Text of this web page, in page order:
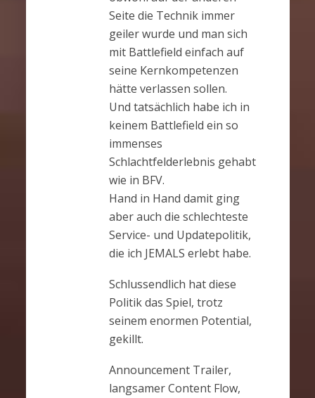
Seite die Technik immer
geiler wurde und man sich
mit Battlefield einfach auf
seine Kernkompetenzen
hätte verlassen sollen.
Und tatsächlich habe ich in
keinem Battlefield ein so
immenses
Schlachtfelderlebnis gehabt
wie in BFV.
Hand in Hand damit ging
aber auch die schlechteste
Service- und Updatepolitik,
die ich JEMALS erlebt habe.
Schlussendlich hat diese
Politik das Spiel, trotz
seinem enormen Potential,
gekillt.
Announcement Trailer,
langsamer Content Flow,